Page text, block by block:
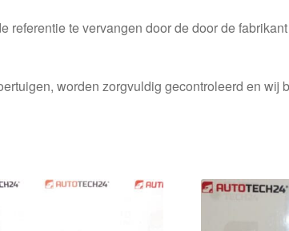
referentie te vervangen door de door de
worden zorgvuldig gecontroleerd en wij